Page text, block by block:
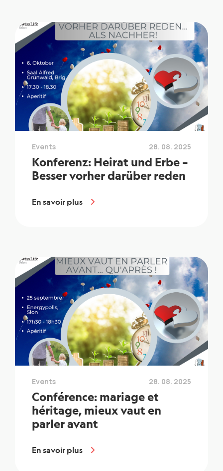
Events 28. 08. 2025
Konferenz: Heirat und Erbe –
Besser vorher darüber reden
En savoir plus
Events 28. 08. 2025
Conférence: mariage et
héritage, mieux vaut en
parler avant
En savoir plus